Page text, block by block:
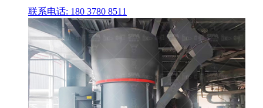
联系电话: 180 3780 8511